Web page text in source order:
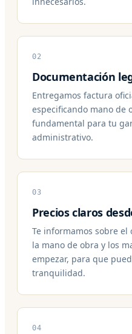
02
Documentación
Entregamos factura
especificando mano de
fundamental para tu
administrativo.
03
Precios claros
Te informamos sobre el
la mano de obra y los
empezar, para que
tranquilidad.
04